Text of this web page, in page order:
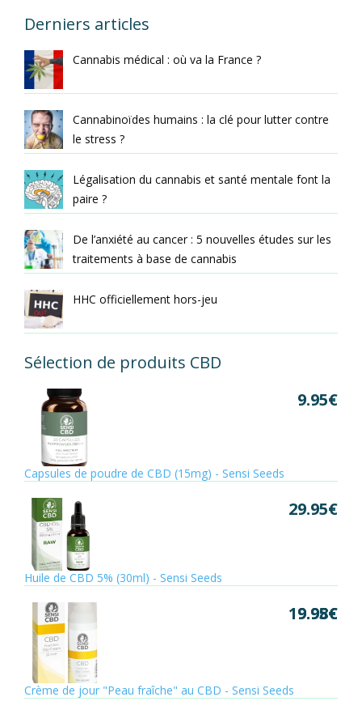
Derniers articles
Cannabis médical : où va la France ?
Cannabinoïdes humains : la clé pour lutter contre
le stress ?
Légalisation du cannabis et santé mentale font la
paire ?
De l’anxiété au cancer : 5 nouvelles études sur les
traitements à base de cannabis
HHC officiellement hors-jeu
Sélection de produits CBD
Capsules de poudre de CBD (15mg) - Sensi Seeds
9.95€
Huile de CBD 5% (30ml) - Sensi Seeds
29.95€
Crème de jour "Peau fraîche" au CBD - Sensi Seeds
19.95€
9.98€